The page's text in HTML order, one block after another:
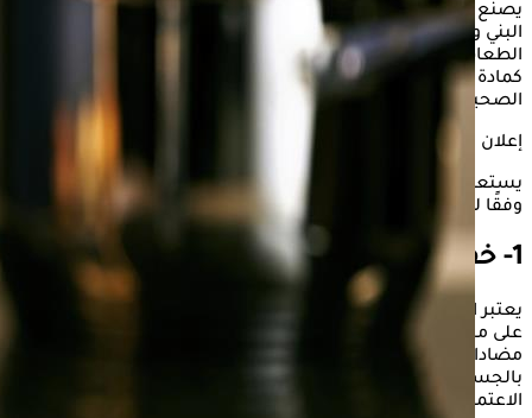
يصنع الخل البلسمي من عصير العنب غير المخمر، ويمتاز بلونه
البني ونكهته المميزة ومذاقه اللاذع، ويعتبر مكونًا شائعًا في تحضير
الطعام، وخاصة السلطة والمخللات المختلفة، حيث يتم استخدامه
كمادة مضافة قليلة الدسم، كما يمد الجسم بعدد من الفوائد
الصحية.
إعلان
يستعرض "الكونسلتو" في الصفحات التالية، فوائد الخل البلسمك،
وفقًا لما ذكره موقع "Health line".
1- خفض نسبة الكوليسترول
يعتبر الخل البلسمي خيارًا جيدًا لأولئك الذين يتطلعون إلى الحفاظ
على مستويات الكوليسترول في الدم أو خفضها، حيث تستهدف
مضادات الأكسدة الموجودة في الخل البلسمي بعض الخلايا
بالجسم، وتعمل على التحكم في نسبة الكوليسترول من خلال
الاعتماد على تناوله ضمن النظام الغذائي.